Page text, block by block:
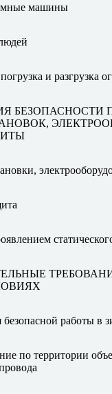
машины
и разгрузка
БЕЗОПАСНОСТИ
безопасной работы в
по территории